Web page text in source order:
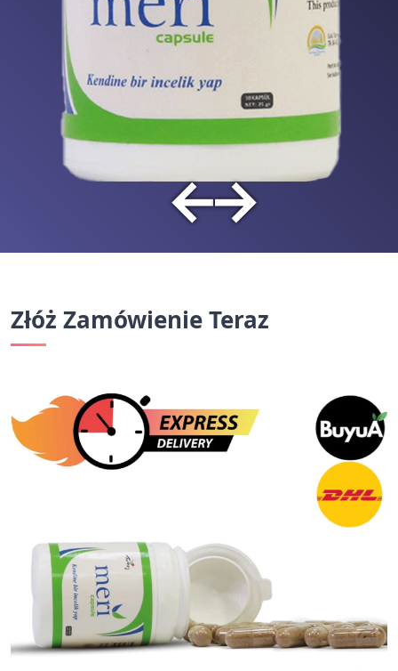
←→
Złóż Zamówienie Teraz